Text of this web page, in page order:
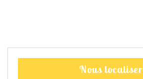
Nous localiser